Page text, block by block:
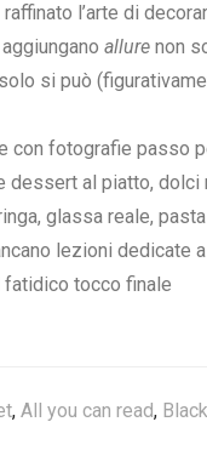
l’arte di
allure non
solo si può
con fotografie passo
dessert al piatto,
glassa reale,
lezioni dedicate
tocco finale
, All you can read,